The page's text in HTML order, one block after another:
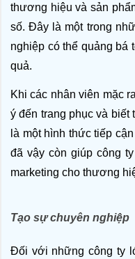
thương hiệu và sản
số. Đây là một trong
nghiệp có thể quảng bá
quả.
Khi các nhân viên mặc
ý đến trang phục và biết
là một hình thức tiếp
đã vậy còn giúp công
marketing cho thương
Tạo sự chuyên nghiệp
Đối với những công ty